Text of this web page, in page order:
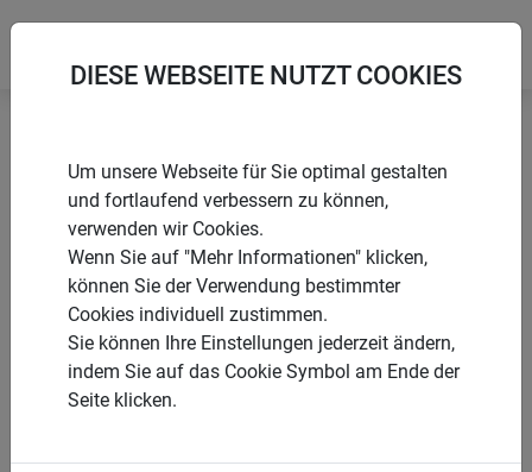
Startseite Pflanzstäbe Pflanzstab Stahlkern braun
PRODUKTE
PFLANZSTAB
DIESE WEBSEITE NUTZT COOKIES
Um unsere Webseite für Sie optimal gestalten
und fortlaufend verbessern zu können,
verwenden wir Cookies.
Wenn Sie auf "Mehr Informationen" klicken,
können Sie der Verwendung bestimmter
Cookies individuell zustimmen.
Sie können Ihre Einstellungen jederzeit ändern,
indem Sie auf das Cookie Symbol am Ende der
Seite klicken.